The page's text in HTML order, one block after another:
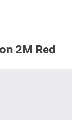
2M Red